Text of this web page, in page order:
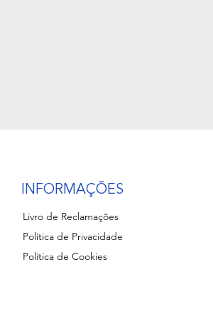
INFORMAÇÕES
Livro de Reclamações
Política de Privacidade
Política de Cookies